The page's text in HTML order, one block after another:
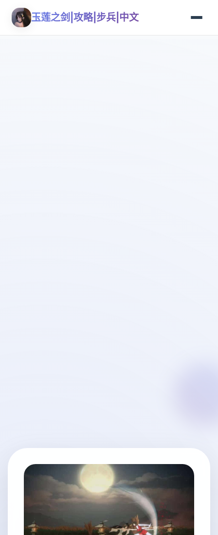
玉莲之剑|攻略|步兵|中文